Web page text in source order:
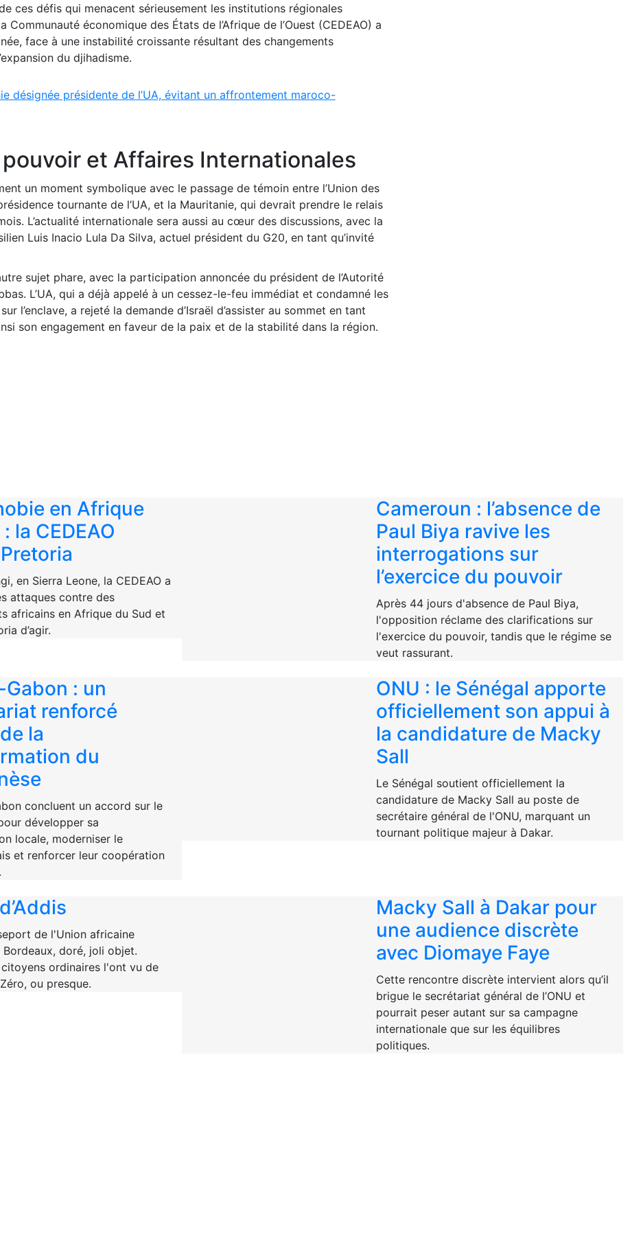
ces défis qui menacent sérieusement les institutions régionales
Communauté économique des États de l’Afrique de l’Ouest (CEDEAO) a
face à une instabilité croissante résultant des changements
du djihadisme.
désignée présidente de l’UA, évitant un affrontement maroco-
et Affaires Internationales
un moment symbolique avec le passage de témoin entre l’Union des
tournante de l’UA, et la Mauritanie, qui devrait prendre le relais
L’actualité internationale sera aussi au cœur des discussions, avec la
Luis Inacio Lula Da Silva, actuel président du G20, en tant qu’invité
sujet phare, avec la participation annoncée du président de l’Autorité
L’UA, qui a déjà appelé à un cessez-le-feu immédiat et condamné les
l’enclave, a rejeté la demande d’Israël d’assister au sommet en tant
son engagement en faveur de la paix et de la stabilité dans la région.
en Afrique
la CEDEAO
en Sierra Leone, la CEDEAO a
attaques contre des
africains en Afrique du Sud et
d’agir.
Cameroun : l’absence de
Paul Biya ravive les
interrogations sur
l’exercice du pouvoir
Après 44 jours d'absence de Paul Biya,
l'opposition réclame des clarifications sur
l'exercice du pouvoir, tandis que le régime se
veut rassurant.
: un
renforcé
la
du
concluent un accord sur le
développer sa
locale, moderniser le
et renforcer leur coopération
ONU : le Sénégal apporte
officiellement son appui à
la candidature de Macky
Sall
Le Sénégal soutient officiellement la
candidature de Macky Sall au poste de
secrétaire général de l'ONU, marquant un
tournant politique majeur à Dakar.
de l'Union africaine
Bordeaux, doré, joli objet.
ordinaires l'ont vu de
ou presque.
Macky Sall à Dakar pour
une audience discrète
avec Diomaye Faye
Cette rencontre discrète intervient alors qu’il
brigue le secrétariat général de l’ONU et
pourrait peser autant sur sa campagne
internationale que sur les équilibres
politiques.